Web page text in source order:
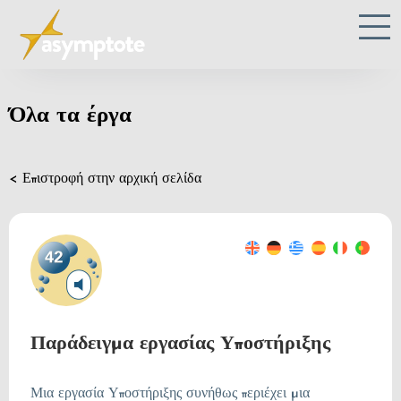
Όλα τα έργα
< Επιστροφή στην αρχική σελίδα
Παράδειγμα εργασίας Υποστήριξης
Μια εργασία Υποστήριξης συνήθως περιέχει μια